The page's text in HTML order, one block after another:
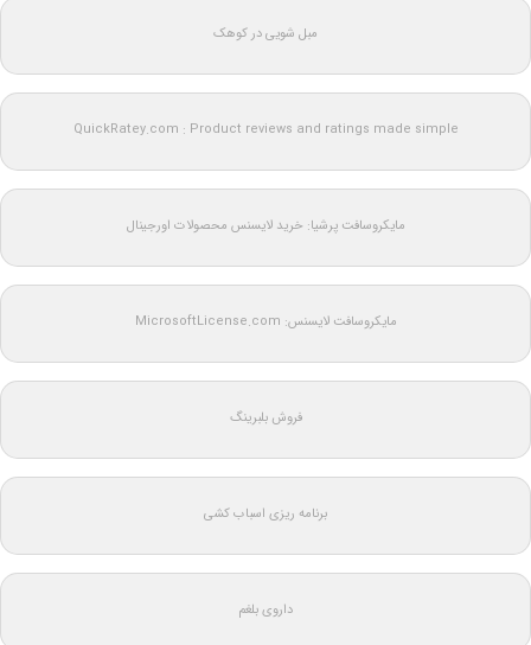
مبل شویی در کوهک
QuickRatey.com : Product reviews and ratings made simple
مایکروسافت پرشیا: خرید لایسنس محصولات اورجینال
مایکروسافت لایسنس: MicrosoftLicense.com
فروش بلبرینگ
برنامه ریزی اسباب کشی
داروی بلغم